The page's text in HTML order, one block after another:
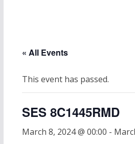
« All Events
This event has passed.
SES 8C1445RMD
March 8, 2024 @ 00:00 -